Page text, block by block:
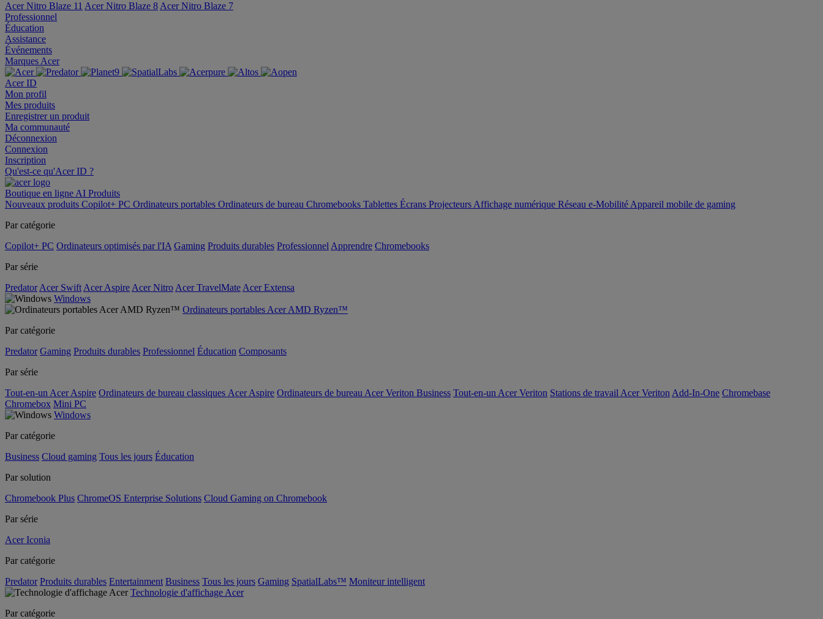
Acer Nitro Blaze 11 Acer Nitro Blaze 8 Acer Nitro Blaze 7
Professionnel
Éducation
Assistance
Événements
Marques Acer
Acer ID
Mon profil
Mes produits
Enregistrer un produit
Ma communauté
Déconnexion
Connexion
Inscription
Qu'est-ce qu'Acer ID ?
Boutique en ligne AI Produits
Nouveaux produits Copilot+ PC Ordinateurs portables Ordinateurs de bureau Chromebooks Tablettes Écrans Projecteurs Affichage numérique Réseau e-Mobilité Appareil mobile de gaming
Par catégorie
Copilot+ PC Ordinateurs optimisés par l'IA Gaming Produits durables Professionnel Apprendre Chromebooks
Par série
Predator Acer Swift Acer Aspire Acer Nitro Acer TravelMate Acer Extensa
Windows
Ordinateurs portables Acer AMD Ryzen™
Par catégorie
Predator Gaming Produits durables Professionnel Éducation Composants
Par série
Tout-en-un Acer Aspire Ordinateurs de bureau classiques Acer Aspire Ordinateurs de bureau Acer Veriton Business Tout-en-un Acer Veriton Stations de travail Acer Veriton Add-In-One Chromebase
Chromebox Mini PC
Windows
Par catégorie
Business Cloud gaming Tous les jours Éducation
Par solution
Chromebook Plus ChromeOS Enterprise Solutions Cloud Gaming on Chromebook
Par série
Acer Iconia
Par catégorie
Predator Produits durables Entertainment Business Tous les jours Gaming SpatialLabs™ Moniteur intelligent
Technologie d'affichage Acer
Par catégorie